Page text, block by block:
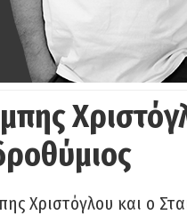
Χριστόγλου και ο